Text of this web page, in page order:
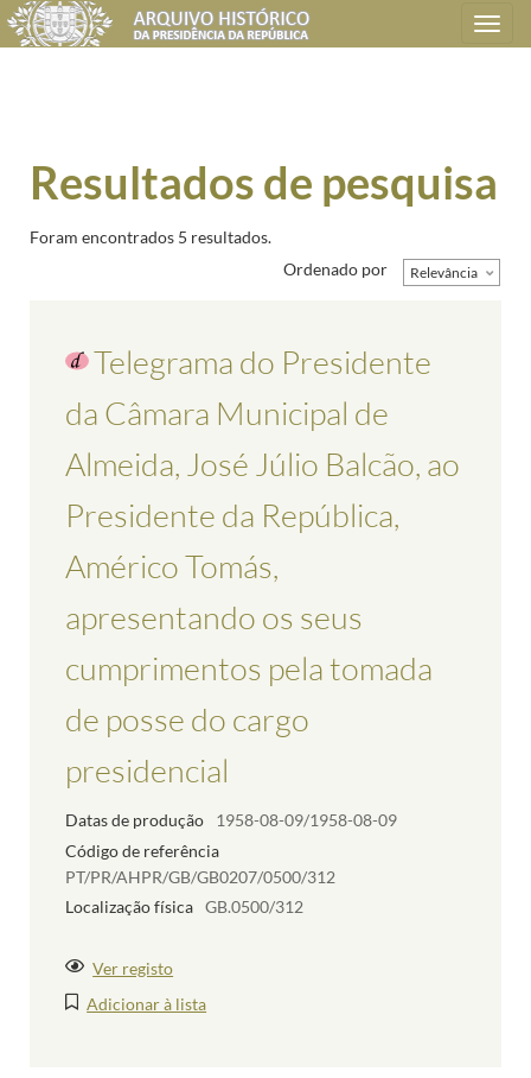
Toggle
navigation
Resultados de pesquisa
Foram encontrados 5 resultados.
Ordenado por
Relevância
Telegrama do Presidente
da Câmara Municipal de
Almeida, José Júlio Balcão, ao
Presidente da República,
Américo Tomás,
apresentando os seus
cumprimentos pela tomada
de posse do cargo
presidencial
Datas de produção
1958-08-09/1958-08-09
Código de referência
PT/PR/AHPR/GB/GB0207/0500/312
Localização física GB.0500/312
Ver registo
Adicionar à lista